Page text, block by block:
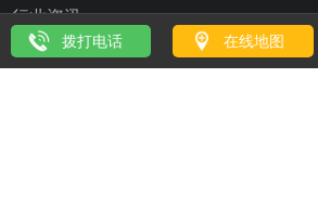
行业资讯
应用案例
拨打电话 在线地图